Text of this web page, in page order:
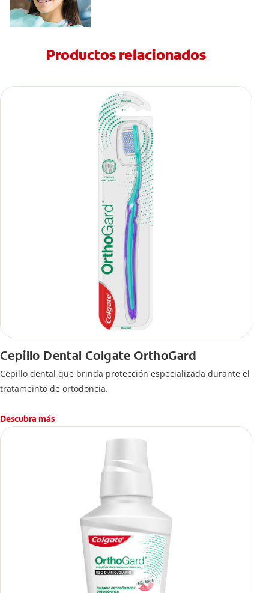
Productos relacionados
Cepillo Dental Colgate OrthoGard
Cepillo dental que brinda protección especializada durante el
tratameinto de ortodoncia.
Descubra más